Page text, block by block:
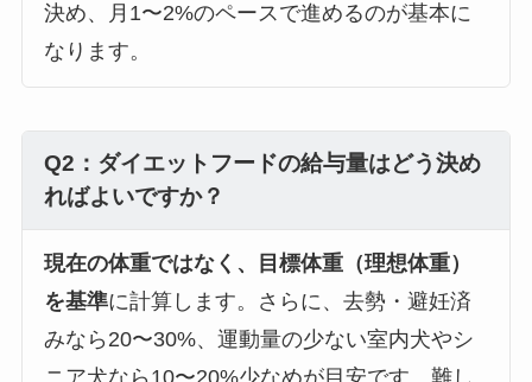
決め、月1〜2%のペースで進めるのが基本に
なります。
Q2：ダイエットフードの給与量はどう決め
ればよいですか？
現在の体重ではなく、目標体重（理想体重）
を基準に計算します。さらに、去勢・避妊済
みなら20〜30%、運動量の少ない室内犬やシ